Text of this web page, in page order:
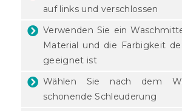
auf links und verschlossen
Verwenden Sie ein
Material und die Farbigkeit
geeignet ist
Wählen Sie nach dem
schonende Schleuderung